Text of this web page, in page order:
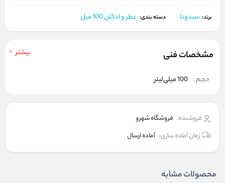
برند: سیدونا دسته بندی: عطر و ادکلن 100 میل
مشخصات فنی بیشتر
حجم : 100 میلی‌لیتر
فروشنده: فروشگاه شهرو
زمان آماده سازی: آماده ارسال
محصولات مشابه